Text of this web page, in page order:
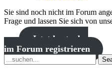
Sie sind noch nicht im Forum
Frage und lassen Sie sich von
Jetzt kostenlos
im Forum registrieren